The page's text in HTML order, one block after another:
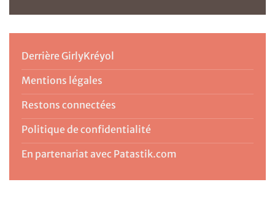
Derrière GirlyKréyol
Mentions légales
Restons connectées
Politique de confidentialité
En partenariat avec Patastik.com